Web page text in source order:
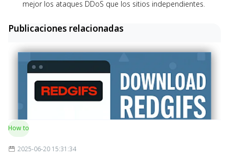
mejor los ataques DDoS que los sitios independientes.
Publicaciones relacionadas
How to
2025-06-20 15:31:34